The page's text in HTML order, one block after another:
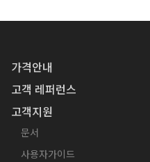
가격안내
고객 레퍼런스
고객지원
문서
사용자가이드